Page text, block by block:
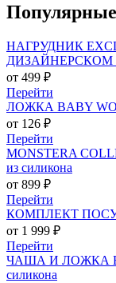
Популярные
НАГРУДНИК
ДИЗАЙНЕРСКОМ
от 499 ₽
Перейти
ЛОЖКА BABY
от 126 ₽
Перейти
MONSTERA
из силикона
от 899 ₽
Перейти
КОМПЛЕКТ
от 1 999 ₽
Перейти
ЧАША И ЛОЖКА
силикона